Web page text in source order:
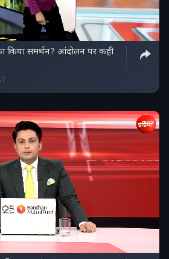
किया समर्थन? आंदोलन पर कही